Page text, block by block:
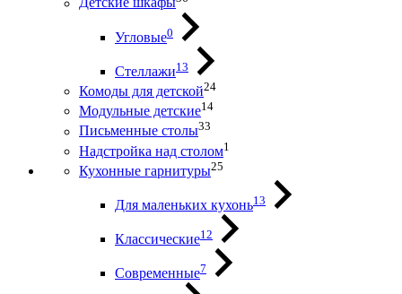
Угловые0
Стеллажи13
Комоды для детской24
Модульные детские14
Письменные столы33
Надстройка над столом1
Кухонные гарнитуры25
Для маленьких кухонь13
Классические12
Современные7